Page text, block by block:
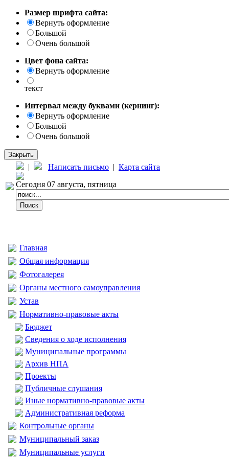
Размер шрифта сайта:
Вернуть оформление
Большой
Очень большой
Цвет фона сайта:
Вернуть оформление
текст
Интервал между буквами (кернинг):
Вернуть оформление
Большой
Очень большой
Закрыть
| Написать письмо | Карта сайта
Сегодня 07 августа, пятница
Главная
Общая информация
Фотогалерея
Органы местного самоуправления
Устав
Нормативно-правовые акты
Бюджет
Сведения о ходе исполнения
Муниципальные программы
Архив НПА
Проекты
Публичные слушания
Иные нормативно-правовые акты
Административная реформа
Контрольные органы
Муниципальный заказ
Муниципальные услуги